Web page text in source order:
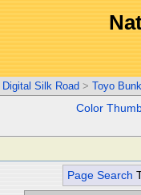
Digital Silk Road > Toyo
Color
Page Search